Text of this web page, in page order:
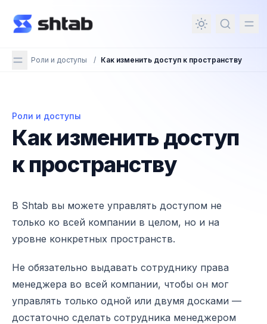
содержимому
Роли и доступы / Как изменить доступ к пространству
Как изменить доступ к пространству
Роли и доступы
Как изменить доступ
к пространству
В Shtab вы можете управлять доступом не
только ко всей компании в целом, но и на
уровне конкретных пространств.
Не обязательно выдавать сотруднику права
менеджера во всей компании, чтобы он мог
управлять только одной или двумя досками —
достаточно сделать сотрудника менеджером